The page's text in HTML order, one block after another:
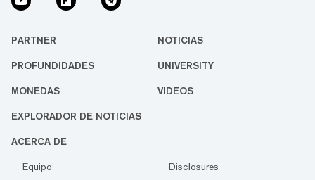
PARTNER NOTICIAS
PROFUNDIDADES UNIVERSITY
MONEDAS VIDEOS
EXPLORADOR DE NOTICIAS
ACERCA DE
Equipo
Disclosures